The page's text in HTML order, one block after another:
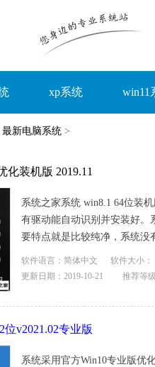
xp系统 win11
最新电脑系统 >
化装机版 2019.11
系统之家系统 win8.1 64位装
有驱动能自动识别并安装好。
要特点就是比较纯净，系统没
软件语言：简体中文 软件大小
更新日期：2019-10-21 推荐等级
v2021.02专业版
系统采用官方Win10专业版优